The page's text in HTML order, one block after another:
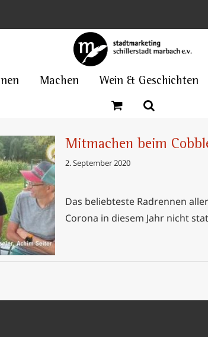
Machen Wein & Geschichten
Mitmachen beim
2. September 2020
Das beliebteste Radrennen
Corona in diesem Jahr nicht